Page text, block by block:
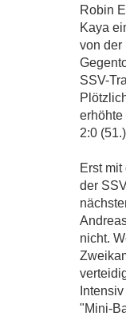
Robin
Kaya
von der
SSV-
2:0
Erst
der
nicht.
"Mini-